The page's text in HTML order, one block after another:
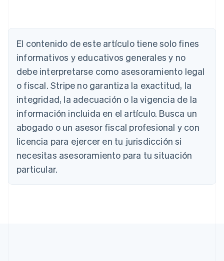
El contenido de este artículo tiene solo fines
informativos y educativos generales y no
debe interpretarse como asesoramiento legal
o fiscal. Stripe no garantiza la exactitud, la
integridad, la adecuación o la vigencia de la
información incluida en el artículo. Busca un
abogado o un asesor fiscal profesional y con
licencia para ejercer en tu jurisdicción si
necesitas asesoramiento para tu situación
particular.
DeutschEnglish
Australia
Austria
DeutschEnglish
Bélgica
Nederlands
Brasil
PortuguêsEnglish
Bulgaria
English
Canadá
English
China continental
简体中文English